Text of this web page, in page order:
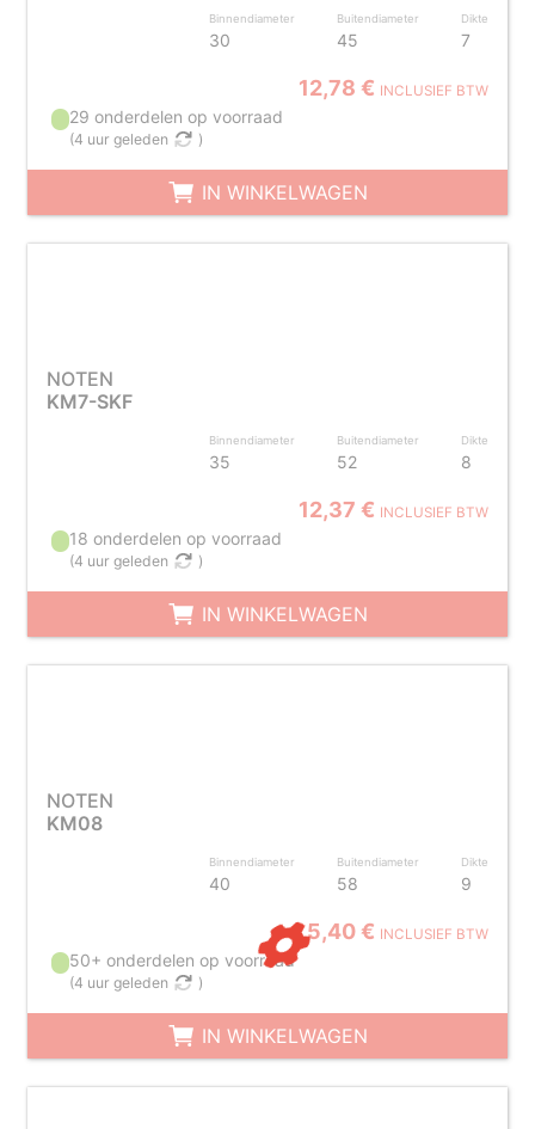
Binnendiameter
30
Buitendiameter
45
Dikte
7
12,78 € INCLUSIEF BTW
29 onderdelen op voorraad
(4 uur geleden )
IN WINKELWAGEN
NOTEN
KM7-SKF
Binnendiameter
35
Buitendiameter
52
Dikte
8
12,37 € INCLUSIEF BTW
18 onderdelen op voorraad
(4 uur geleden )
IN WINKELWAGEN
NOTEN
KM08
Binnendiameter
40
Buitendiameter
58
Dikte
9
5,40 € INCLUSIEF BTW
50+ onderdelen op voorraad
(4 uur geleden )
IN WINKELWAGEN